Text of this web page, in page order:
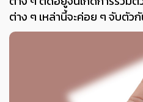
ต่าง ๆ เหล่านี้จะค่อย ๆ จับตัว